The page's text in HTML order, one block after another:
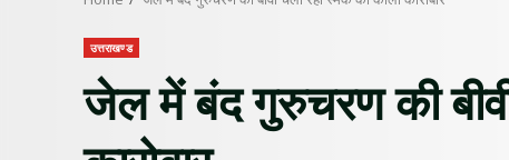
उत्तराखण्ड
जेल में बंद गुरुचरण की